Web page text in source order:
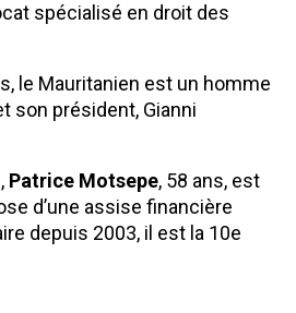
spécialisé en droit des
le Mauritanien est un homme
son président, Gianni
Patrice Motsepe, 58 ans, est
d’une assise financière
depuis 2003, il est la 10e